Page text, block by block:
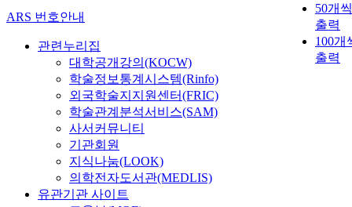
50개씩
출력
100개
출력
ARS 번호안내
관련누리집
대학공개강의(KOCW)
학술정보통계시스템(Rinfo)
외국학술지지원센터(FRIC)
학술관계분석서비스(SAM)
사서커뮤니티
기관회원
지식나눔(LOOK)
의학전자도서관(MEDLIS)
유관기관 사이트